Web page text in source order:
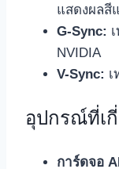
แสดงผลสี
G-Sync:
NVIDIA
V-Sync:
อุปกรณ์ที่เ
การ์ดจอ